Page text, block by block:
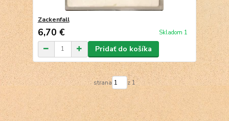
Zackenfall
6,70 € Skladom 1
Pridať do košíka
strana z 1